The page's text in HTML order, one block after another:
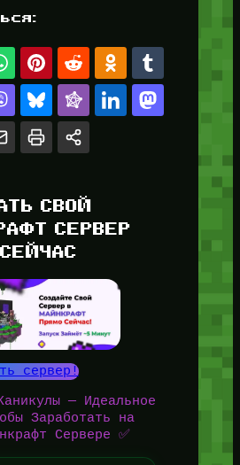
СВОЙ
СЕРВЕР
сервер!
— Идеальное
Заработать на
Сервере ✅